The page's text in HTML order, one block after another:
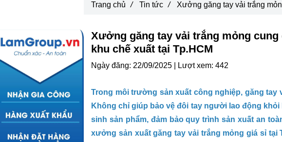
Xưởng găng tay vải trắng mỏng
khu chế xuất tại Tp.HCM
Ngày đăng: 22/09/2025 | Lượt xem: 442
Trong môi trường sản xuất công nghiệp, găng tay
Không chỉ giúp bảo vệ đôi tay người lao động
sinh sản phẩm, đảm bảo quy trình sản xuất an
xưởng sản xuất găng tay vải trắng mỏng giá sỉ tại
Trang chủ / Tin tức / Xưởng găng tay vải trắng